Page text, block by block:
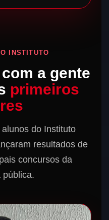
INSTITUTO
a gente
primeiros
do Instituto
resultados de
concursos da
pública.